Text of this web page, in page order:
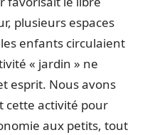
plusieurs espaces
enfants circulaient
« jardin » ne
esprit. Nous avons
cette activité pour
aux petits, tout